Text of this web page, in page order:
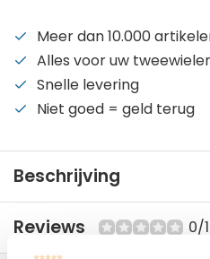
Meer dan 10.000
Alles voor uw tweewieler
Snelle levering
Niet goed = geld terug
Beschrijving
Reviews 0/